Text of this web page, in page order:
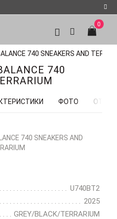
Регистрация
Авторизация
0
740 SNEAKERS AND
740
ФОТО
U740BT2
2025
GREY/BLACK/TERRARIUM